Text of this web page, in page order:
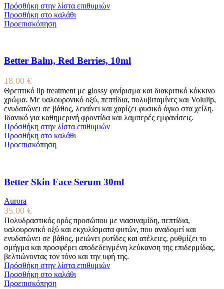
Πρόσθήκη στην λίστα επιθυμιών
Προσθήκη στο καλάθι
Προεπισκόπηση
Better Balm, Red Berries, 10ml
18.00 €
Θρεπτικό lip treatment με glossy φινίρισμα και διακριτικό κόκκινο
χρώμα. Με υαλουρονικό οξύ, πεπτίδια, πολυβιταμίνες και Volulip,
ενυδατώνει σε βάθος, λειαίνει και χαρίζει φυσικό όγκο στα χείλη.
Ιδανικό για καθημερινή φροντίδα και λαμπερές εμφανίσεις.
Πρόσθήκη στην λίστα επιθυμιών
Προσθήκη στο καλάθι
Προεπισκόπηση
Better Skin Face Serum 30ml
Aurora
35.00 €
Πολυδραστικός ορός προσώπου με νιασιναμίδη, πεπτίδια,
υαλουρονικό οξύ και εκχυλίσματα φυτών, που αναδομεί και
ενυδατώνει σε βάθος, μειώνει ρυτίδες και ατέλειες, ρυθμίζει το
σμήγμα και προσφέρει αποδεδειγμένη λεύκανση της επιδερμίδας,
βελτιώνοντας τον τόνο και την υφή της.
Πρόσθήκη στην λίστα επιθυμιών
Προσθήκη στο καλάθι
Προεπισκόπηση